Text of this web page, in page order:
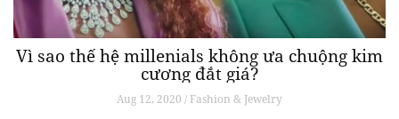
Vì sao thế hệ millenials không ưa chuộng kim
cương đắt giá?
Aug 12, 2020 / Fashion & Jewelry